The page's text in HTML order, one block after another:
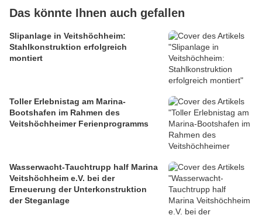
Das könnte Ihnen auch gefallen
Slipanlage in Veitshöchheim:
Stahlkonstruktion erfolgreich
montiert
Toller Erlebnistag am Marina-
Bootshafen im Rahmen des
Veitshöchheimer Ferienprogramms
Wasserwacht-Tauchtrupp half Marina
Veitshöchheim e.V. bei der
Erneuerung der Unterkonstruktion
der Steganlage